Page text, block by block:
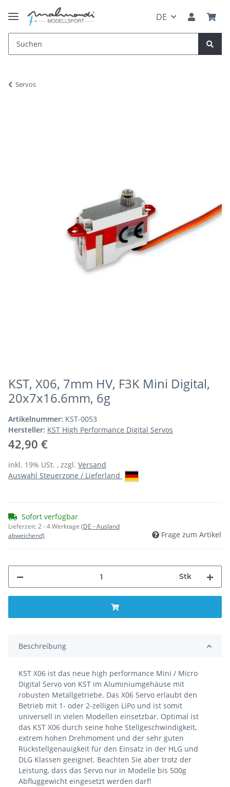
DE
Servos
KST, X06, 7mm HV, F3K Mini Digital,
20x7x16.6mm, 6g
Artikelnummer: KST-0053
Hersteller: KST High Performance Digital Servos
42,90 €
inkl. 19% USt. , zzgl. Versand
Auswahl Steuerzone / Lieferland
Sofort verfügbar
Lieferzeit:2 - 4 Werktage (DE - Ausland
abweichend)
Frage zum Artikel
Stk
Beschreibung
KST X06 ist das neue high performance Mini / Micro
Digital Servo von KST im Aluminiumgehäuse mit
robusten Metallgetriebe. Das X06 Servo erlaubt den
Betrieb mit 1- oder 2-zelligen LiPo und ist somit
universell in vielen Modellen einsetzbar. Optimal ist
das KST X06 durch seine hohe Stellgeschwindigkeit,
extrem hohen Drehmoment und der sehr guten
Rückstellgenauigkeit für den Einsatz in der HLG und
DLG Klassen geeignet. Beachten Sie aber trotz der
Leistung, dass das Servo nur in Modelle bis 500g
Abfluggewicht eingesetzt werden darf!